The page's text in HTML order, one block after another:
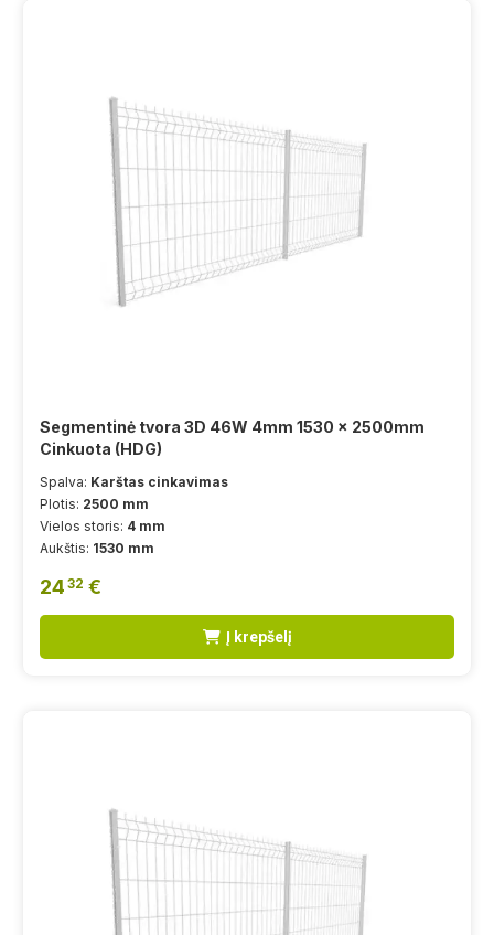
Segmentinė tvora 3D 46W 4mm 1530 x 2500mm
Cinkuota (HDG)
Spalva: Karštas cinkavimas
Plotis: 2500 mm
Vielos storis: 4 mm
Aukštis: 1530 mm
24 32 €
Į krepšelį